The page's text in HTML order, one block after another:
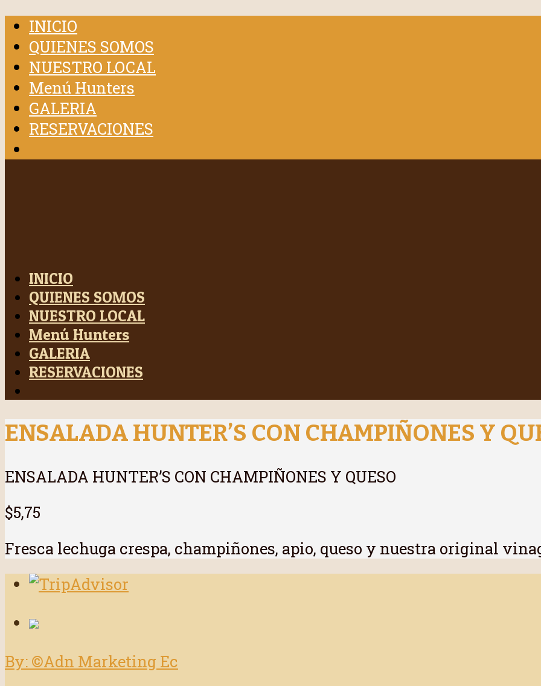
INICIO
QUIENES SOMOS
NUESTRO LOCAL
Menú Hunters
GALERIA
RESERVACIONES
INICIO
QUIENES SOMOS
NUESTRO LOCAL
Menú Hunters
GALERIA
RESERVACIONES
ENSALADA HUNTER’S CON CHAMPIÑONES Y
ENSALADA HUNTER’S CON CHAMPIÑONES Y QUESO
$5,75
Fresca lechuga crespa, champiñones, apio, queso y nuestra original
By: ©Adn Marketing Ec